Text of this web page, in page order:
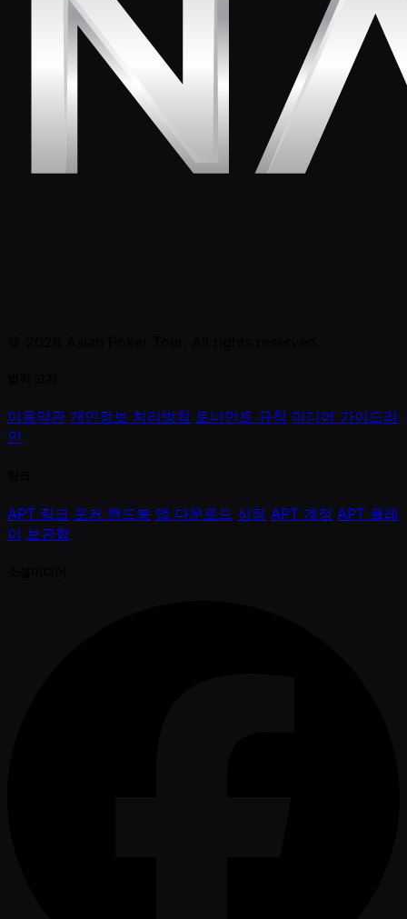
이용약관 개인정보 처리방침 토너먼트 규칙 미디어 가이드라
인
APT 링크 포커 핸드북 앱 다운로드 상점 APT 계정 APT 플레
이 보관함